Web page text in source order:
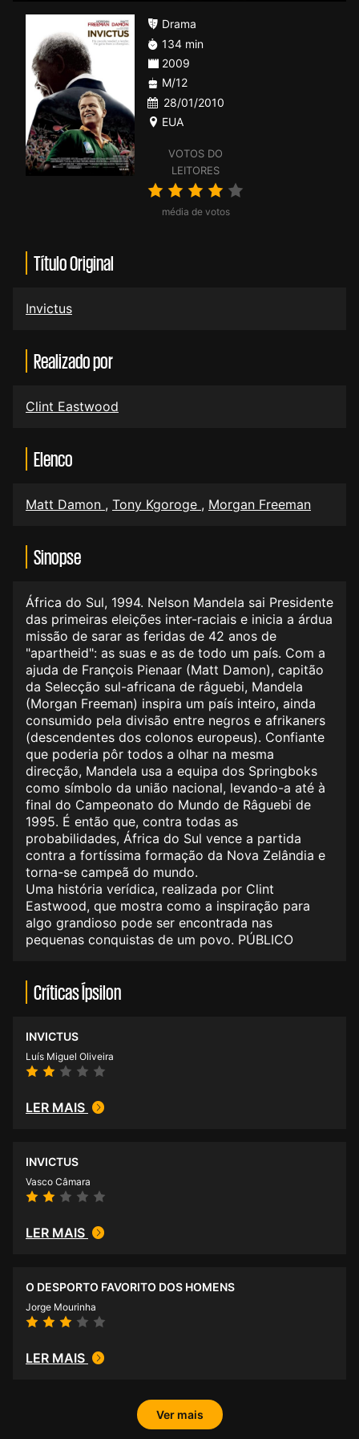
VOTOS DO
LEITORES
média de votos
Drama
134 min
2009
M/12
28/01/2010
EUA
Título Original
Invictus
Realizado por
Clint Eastwood
Elenco
Matt Damon , Tony Kgoroge , Morgan Freeman
Sinopse
África do Sul, 1994. Nelson Mandela sai Presidente
das primeiras eleições inter-raciais e inicia a árdua
missão de sarar as feridas de 42 anos de
"apartheid": as suas e as de todo um país. Com a
ajuda de François Pienaar (Matt Damon), capitão
da Selecção sul-africana de râguebi, Mandela
(Morgan Freeman) inspira um país inteiro, ainda
consumido pela divisão entre negros e afrikaners
(descendentes dos colonos europeus). Confiante
que poderia pôr todos a olhar na mesma
direcção, Mandela usa a equipa dos Springboks
como símbolo da união nacional, levando-a até à
final do Campeonato do Mundo de Râguebi de
1995. É então que, contra todas as
probabilidades, África do Sul vence a partida
contra a fortíssima formação da Nova Zelândia e
torna-se campeã do mundo.
Uma história verídica, realizada por Clint
Eastwood, que mostra como a inspiração para
algo grandioso pode ser encontrada nas
pequenas conquistas de um povo. PÚBLICO
Críticas Ípsilon
INVICTUS
Luís Miguel Oliveira
LER MAIS
INVICTUS
Vasco Câmara
LER MAIS
O DESPORTO FAVORITO DOS HOMENS
Jorge Mourinha
LER MAIS
Ver mais